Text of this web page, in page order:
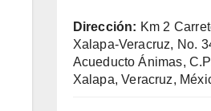
Dirección: Km 2
Xalapa-Veracruz, No.
Acueducto Ánimas,
Xalapa, Veracruz,